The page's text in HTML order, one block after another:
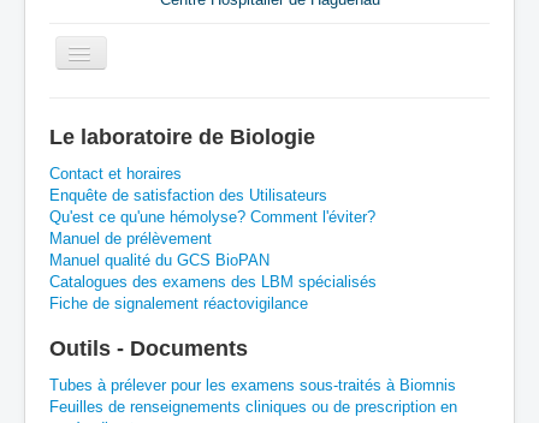
Metformine intra-erythrocytaire
H I J K L M N O P
Le laboratoire de Biologie
Contact et horaires
Enquête de satisfaction des Utilisateurs
Qu'est ce qu'une hémolyse? Comment l'éviter?
Manuel de prélèvement
Manuel qualité du GCS BioPAN
Catalogues des examens des LBM spécialisés
Fiche de signalement réactovigilance
Outils - Documents
Tubes à prélever pour les examens sous-traités à Biomnis
Feuilles de renseignements cliniques ou de prescription en